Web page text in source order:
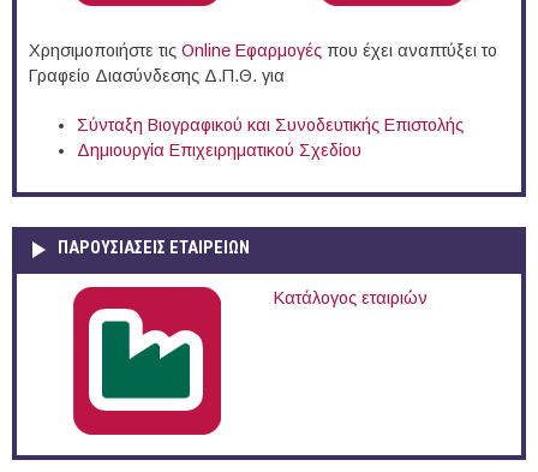
Χρησιμοποιήστε τις Online Eφαρμογές που έχει αναπτύξει το
Γραφείο Διασύνδεσης Δ.Π.Θ. για
Σύνταξη Βιογραφικού και Συνοδευτικής Επιστολής
Δημιουργία Επιχειρηματικού Σχεδίου
ΠΑΡΟΥΣΙΆΣΕΙΣ ΕΤΑΙΡΕΙΏΝ
Κατάλογος εταιριών